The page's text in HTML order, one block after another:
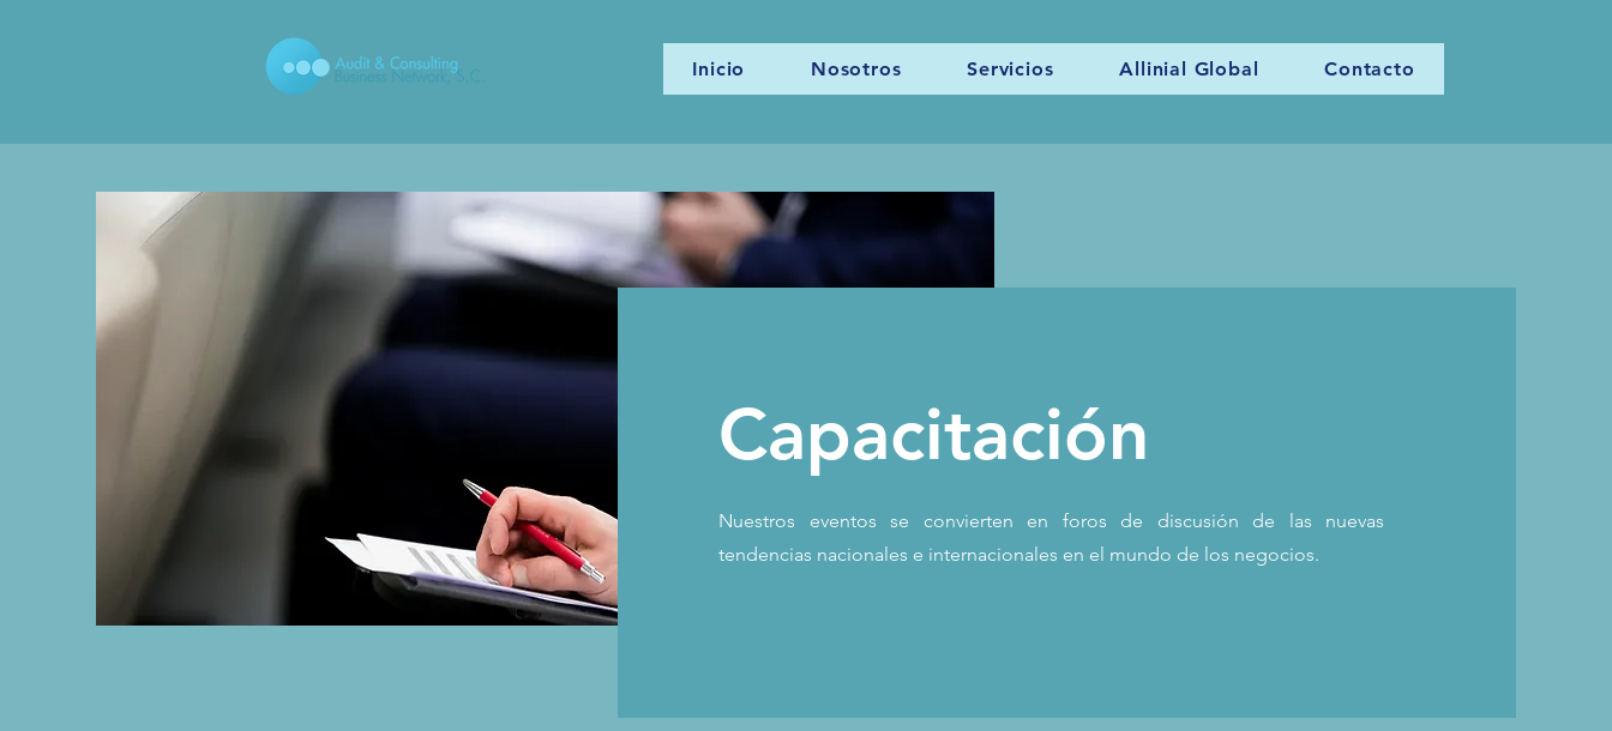
Inicio Nosotros Servicios Allinial Global Contacto
Capacitación
Nuestros eventos se convierten en foros de discusión de las nuevas
tendencias nacionales e internacionales en el mundo de los negocios.